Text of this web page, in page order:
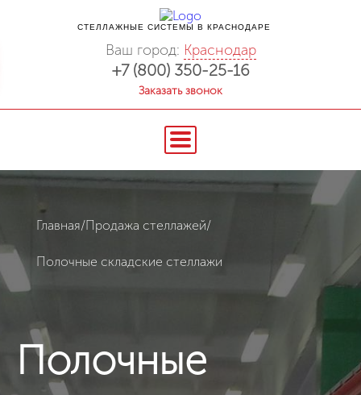
СТЕЛЛАЖНЫЕ СИСТЕМЫ В КРАСНОДАРЕ
Ваш город: Краснодар
+7 (800) 350-25-16
Заказать звонок
Главная/Продажа стеллажей/
Полочные складские стеллажи
Полочные